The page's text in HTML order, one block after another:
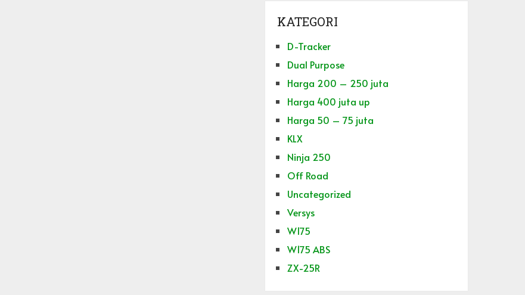
KATEGORI
D-Tracker
Dual Purpose
Harga 200 – 250 juta
Harga 400 juta up
Harga 50 – 75 juta
KLX
Ninja 250
Off Road
Uncategorized
Versys
W175
W175 ABS
ZX-25R